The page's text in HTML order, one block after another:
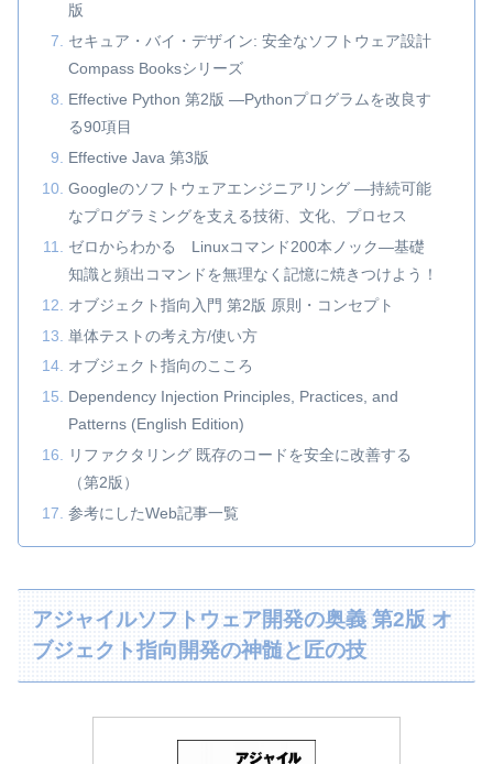
版
セキュア・バイ・デザイン: 安全なソフトウェア設計
Compass Booksシリーズ
Effective Python 第2版 ―Pythonプログラムを改良す
る90項目
Effective Java 第3版
Googleのソフトウェアエンジニアリング ―持続可能
なプログラミングを支える技術、文化、プロセス
ゼロからわかる Linuxコマンド200本ノック―基礎
知識と頻出コマンドを無理なく記憶に焼きつけよう！
オブジェクト指向入門 第2版 原則・コンセプト
単体テストの考え方/使い方
オブジェクト指向のこころ
Dependency Injection Principles, Practices, and
Patterns (English Edition)
リファクタリング 既存のコードを安全に改善する
（第2版）
参考にしたWeb記事一覧
アジャイルソフトウェア開発の奥義 第2版 オ
ブジェクト指向開発の神髄と匠の技